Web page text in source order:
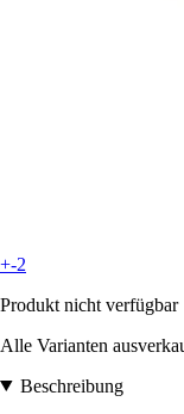
+-2
Produkt nicht verfügbar
Alle Varianten
Beschreibung